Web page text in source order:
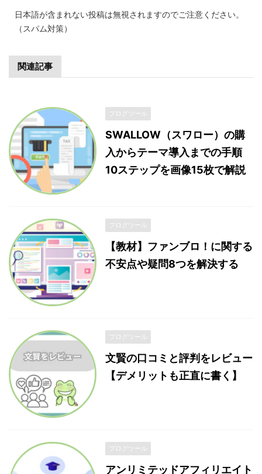
日本語が含まれない投稿は無視されますのでご注意ください。
（スパム対策）
関連記事
ブログツール
SWALLOW（スワロー）の購
入からテーマ導入までの手順
10ステップを画像15枚で解説
ブログツール
【教材】ファンブロ！に関する
不安点や疑問8つを解決する
ブログツール
文賢の口コミと評判をレビュー
【デメリットも正直に書く】
ブログツール
アンリミテッドアフィリエイト